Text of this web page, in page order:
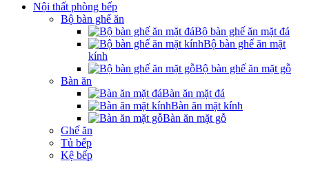
Nội thất phòng bếp
Bộ bàn ghế ăn
Bộ bàn ghế ăn mặt đá
Bộ bàn ghế ăn mặt
kính
Bộ bàn ghế ăn mặt gỗ
Bàn ăn
Bàn ăn mặt đá
Bàn ăn mặt kính
Bàn ăn mặt gỗ
Ghế ăn
Tủ bếp
Kệ bếp